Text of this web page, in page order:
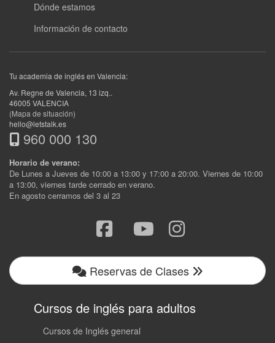
Dónde estamos
Información de contacto
Tu academia de inglés en Valencia:
Av. Regne de Valencia, 13 izq..
46005 VALENCIA
(Mapa de situación)
hello@letstalk.es
960 000 130
Horario de verano:
De Lunes a Jueves de 10:00 a 13:00 y 17:00 a 20:00. Viernes de 10:00
a 13:00, viernes tarde cerrado en verano.
En agosto cerramos del 3 al 23
Reservas de Clases
Cursos de inglés para adultos
Cursos de Inglés general